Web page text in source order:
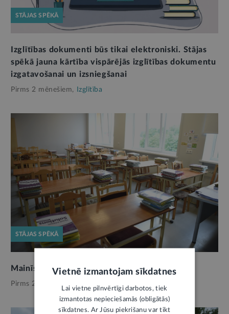
STĀJAS SPĒKĀ
Izglītības dokumenti būs tikai elektroniski. Stājas
spēkā jauna kārtība vispārējās izglītības dokumentu
izgatavošanai un izsniegšanai
Pirms 2 mēnešiem, Izglītība
STĀJAS SPĒKĀ
Mainīsies uzņemšanas kārtība skolās
Pirms 2 mēnešiem, Izglītība
Vietnē izmantojam sīkdatnes
Lai vietne pilnvērtīgi darbotos, tiek
izmantotas nepieciešamās (obligātās)
sīkdatnes. Ar Jūsu piekrišanu var tikt